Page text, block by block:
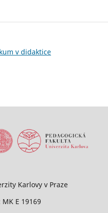
v didaktice
Karlovy v Praze
E 19169